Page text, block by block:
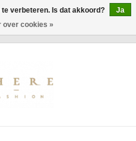
verbeteren. Is dat akkoord?
Ja
over cookies »